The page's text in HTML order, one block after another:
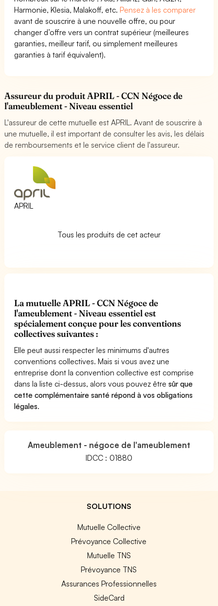
Harmonie, Klesia, Malakoff, etc.Pensez à les comparer
avant de souscrire à une nouvelle offre, ou pour
changer d’offre vers un contrat supérieur (meilleures
garanties, meilleur tarif, ou simplement meilleures
garanties à tarif équivalent).
Assureur du produit APRIL - CCN Négoce de
l'ameublement - Niveau essentiel
L'assureur de cette mutuelle est APRIL. Avant de souscrire à
une mutuelle, il est important de consulter les avis, les délais
de remboursements et le service client de l'assureur.
APRIL
Tous les produits de cet acteur
La mutuelle APRIL - CCN Négoce de
l'ameublement - Niveau essentiel est
spécialement conçue pour les conventions
collectives suivantes :
Elle peut aussi respecter les minimums d'autres
conventions collectives. Mais si vous avez une
entreprise dont la convention collective est comprise
dans la liste ci-dessus, alors vous pouvez êtresûr que
cette complémentaire santé répond à vos obligations
légales.
Ameublement - négoce de l'ameublement
IDCC : 01880
SOLUTIONS
Mutuelle Collective
Prévoyance Collective
Mutuelle TNS
Prévoyance TNS
Assurances Professionnelles
SideCard